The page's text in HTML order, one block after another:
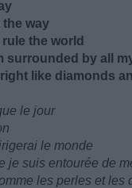
the way
the world
surrounded by all
like diamonds
le jour
le monde
je suis entourée de
les perles et les